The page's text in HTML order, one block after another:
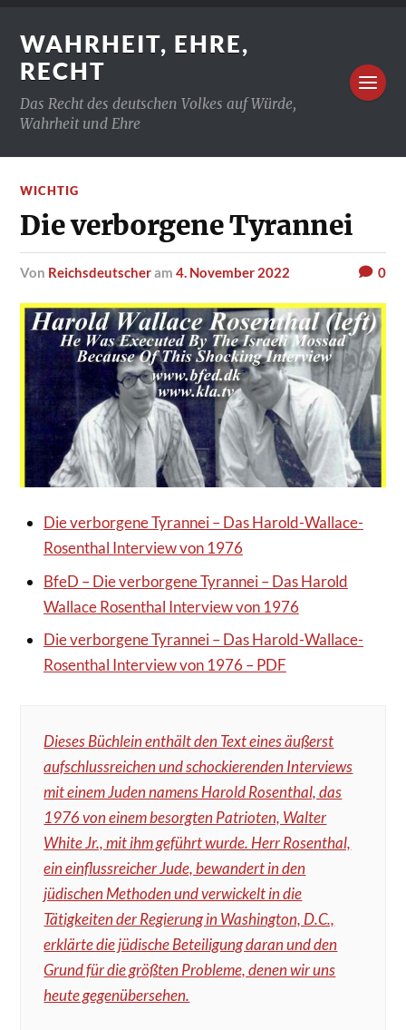
WAHRHEIT, EHRE,
RECHT
Das Recht des deutschen Volkes auf Würde,
Wahrheit und Ehre
WICHTIG
Die verborgene Tyrannei
von Reichsdeutscheram4. November 2022 0
Die verborgene Tyrannei – Das Harold-Wallace-
Rosenthal Interview von 1976
BfeD – Die verborgene Tyrannei – Das Harold
Wallace Rosenthal Interview von 1976
Die verborgene Tyrannei – Das Harold-Wallace-
Rosenthal Interview von 1976 – PDF
Dieses Büchlein enthält den Text eines äußerst
aufschlussreichen und schockierenden Interviews
mit einem Juden namens Harold Rosenthal, das
1976 von einem besorgten Patrioten, Walter
White Jr., mit ihm geführt wurde. Herr Rosenthal,
ein einflussreicher Jude, bewandert in den
jüdischen Methoden und verwickelt in die
Tätigkeiten der Regierung in Washington, D.C.,
erklärte die jüdische Beteiligung daran und den
Grund für die größten Probleme, denen wir uns
heute gegenübersehen.